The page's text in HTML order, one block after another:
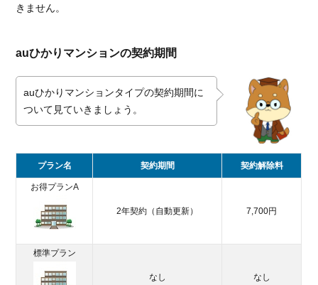
額
が
て
お
す
め
回
比
較
5.1.
きません。
auひかりマンションの契約期間
auひかりマンションタイプの契約期間に
ついて見ていきましょう。
プラン名 契約期間 契約解除料
お得プランA
2年契約（自動更新） 7,700円
標準プラン
なし なし